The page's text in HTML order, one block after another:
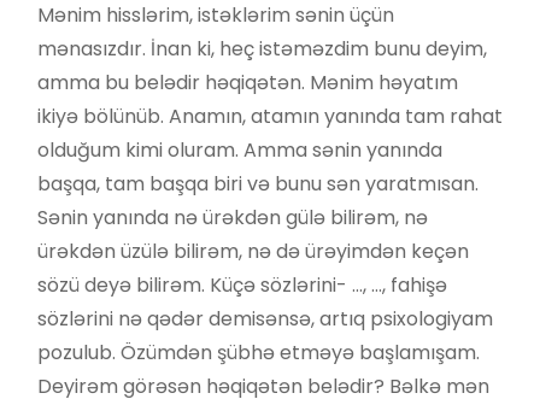
Mənim hisslərim, istəklərim sənin üçün
mənasızdır. İnan ki, heç istəməzdim bunu deyim,
amma bu belədir həqiqətən. Mənim həyatım
ikiyə bölünüb. Anamın, atamın yanında tam rahat
olduğum kimi oluram. Amma sənin yanında
başqa, tam başqa biri və bunu sən yaratmısan.
Sənin yanında nə ürəkdən gülə bilirəm, nə
ürəkdən üzülə bilirəm, nə də ürəyimdən keçən
sözü deyə bilirəm. Küçə sözlərini- …, …, fahişə
sözlərini nə qədər demisənsə, artıq psixologiyam
pozulub. Özümdən şübhə etməyə başlamışam.
Deyirəm görəsən həqiqətən belədir? Bəlkə mən